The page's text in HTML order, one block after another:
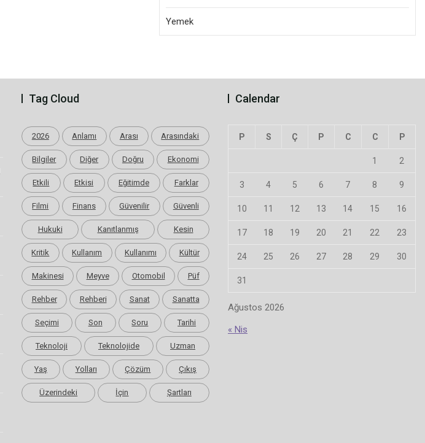
Yemek
Tag Cloud
2026 Anlamı Arası Arasındaki
Bilgiler Diğer Doğru Ekonomi
Etkili Etkisi Eğitimde Farklar
Filmi Finans Güvenilir Güvenli
Hukuki Kanıtlanmış Kesin
Kritik Kullanım Kullanımı Kültür
Makinesi Meyve Otomobil Püf
Rehber Rehberi Sanat Sanatta
Seçimi Son Soru Tarihi
Teknoloji Teknolojide Uzman
Yaş Yolları Çözüm Çıkış
Üzerindeki İçin Şartları
Calendar
Ağustos 2026
P S Ç P C C P
1 2
3 4 5 6 7 8 9
10 11 12 13 14 15 16
17 18 19 20 21 22 23
24 25 26 27 28 29 30
31
« Nis